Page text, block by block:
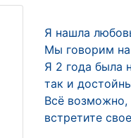
Я нашла
Мы говорим на
Я 2 года была
так и
Всё возможно,
встретите